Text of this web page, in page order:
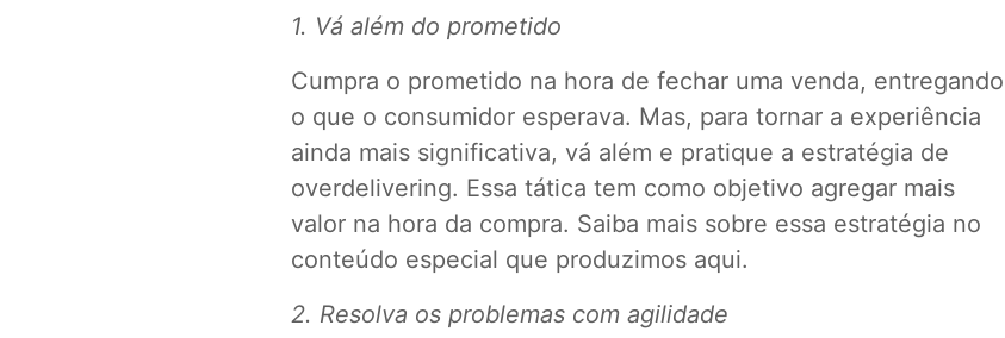
1. Vá além do prometido
Cumpra o prometido na hora de fechar uma venda, entregando
o que o consumidor esperava. Mas, para tornar a experiência
ainda mais significativa, vá além e pratique a estratégia de
overdelivering. Essa tática tem como objetivo agregar mais
valor na hora da compra. Saiba mais sobre essa estratégia no
conteúdo especial que produzimos aqui.
2. Resolva os problemas com agilidade